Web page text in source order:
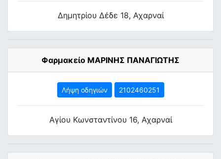
Δημητρίου Δέδε 18, Αχαρναί
Φαρμακείο ΜΑΡΙΝΗΣ ΠΑΝΑΓΙΩΤΗΣ
Λήψη οδηγιών 2102460251
Αγίου Κωνσταντίνου 16, Αχαρναί